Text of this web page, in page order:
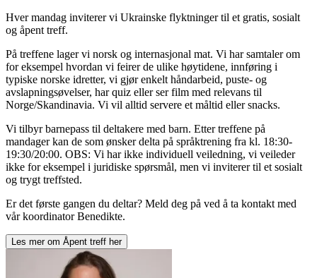
Hver mandag inviterer vi Ukrainske flyktninger til et gratis, sosialt
og åpent treff.
På treffene lager vi norsk og internasjonal mat. Vi har samtaler om
for eksempel hvordan vi feirer de ulike høytidene, innføring i
typiske norske idretter, vi gjør enkelt håndarbeid, puste- og
avslapningsøvelser, har quiz eller ser film med relevans til
Norge/Skandinavia. Vi vil alltid servere et måltid eller snacks.
Vi tilbyr barnepass til deltakere med barn. Etter treffene på
mandager kan de som ønsker delta på språktrening fra kl. 18:30-
19:30/20:00. OBS: Vi har ikke individuell veiledning, vi veileder
ikke for eksempel i juridiske spørsmål, men vi inviterer til et sosialt
og trygt treffsted.
Er det første gangen du deltar? Meld deg på ved å ta kontakt med
vår koordinator Benedikte.
Les mer om Åpent treff her